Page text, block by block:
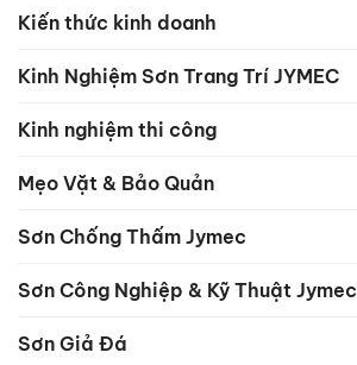
Kiến thức kinh doanh
Kinh Nghiệm Sơn Trang Trí JYMEC
Kinh nghiệm thi công
Mẹo Vặt & Bảo Quản
Sơn Chống Thấm Jymec
Sơn Công Nghiệp & Kỹ Thuật Jymec
Sơn Giả Đá